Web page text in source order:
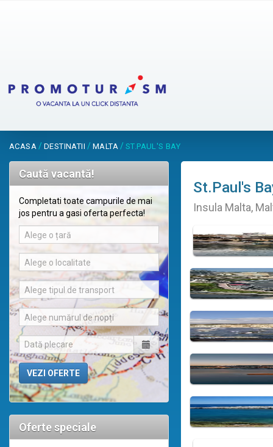
ACASA / DESTINATII / MALTA / ST.PAUL'S BAY
Caută vacantă!
Completati toate campurile de mai
jos pentru a gasi oferta perfecta!
Alege o țară
Alege o localitate
Alege tipul de transport
Alege numărul de nopți
Oferte speciale
St.Paul's
Insula Malta,